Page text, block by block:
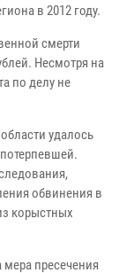
в 2012 году.
смерти
Несмотря на
по делу не
удалось
обвинения в
корыстных
пресечения